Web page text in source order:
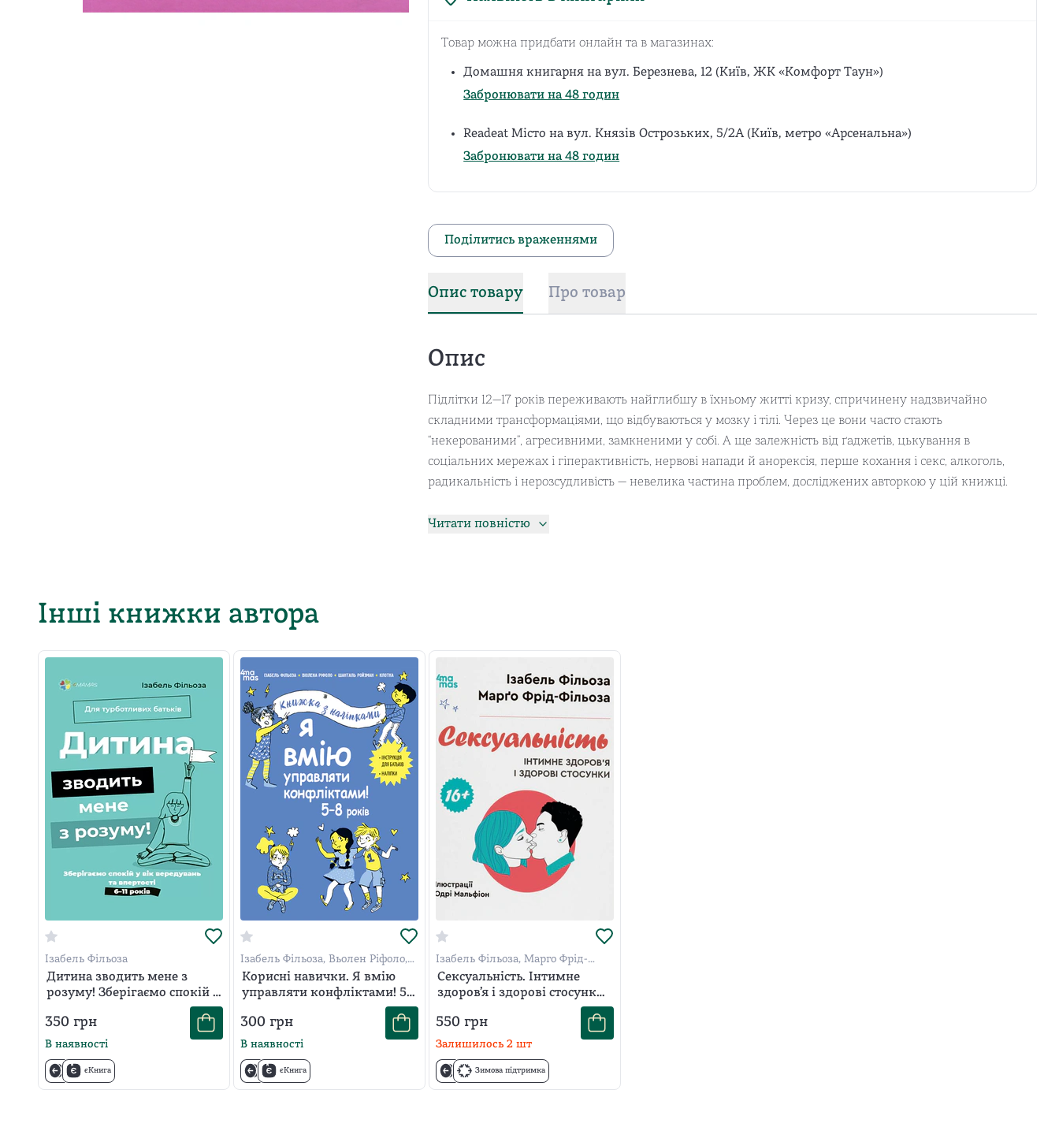
Товар можна придбати онлайн та в магазинах:
Домашня книгарня на вул. Березнева, 12 (Київ, ЖК «Комфорт Таун»)
Забронювати на 48 годин
Readeat Місто на вул. Князів Острозьких, 5/2А (Київ, метро «Арсенальна»)
Забронювати на 48 годин
Поділитись враженнями
Опис товару Про товар
Опис
Підлітки 12—17 років переживають найглибшу в їхньому житті кризу, спричинену надзвичайно
складними трансформаціями, що відбуваються у мозку і тілі. Через це вони часто стають
“некерованими”, агресивними, замкненими у собі. А ще залежність від ґаджетів, цькування в
соціальних мережах і гіперактивність, нервові напади й анорексія, перше кохання і секс, алкоголь,
радикальність і нерозсудливість — невелика частина проблем, досліджених авторкою у цій книжці.
Як батькам діяти у цьому суцільному цунамі з емоцій та необачних дій? Яка суперсила батьків здатна
Читати повністю
Інші книжки автора
Ізабель Фільоза
Дитина зводить мене з
розуму! Зберігаємо спокій у
вік вередувань та впертості.
6-11 років
350 грн
В наявності
єКнига
Ізабель Фільоза, Вьолен Ріфоло,
Шанталь Ройзман
Корисні навички. Я вмію
управляти конфліктами! 5–
300 грн
В наявності
єКнига
Ізабель Фільоза, Марго Фрід-
Фільоза
Сексуальність. Інтимне
здоров’я і здорові стосунки.
550 грн
Залишилось 2 шт
Зимова підтримка